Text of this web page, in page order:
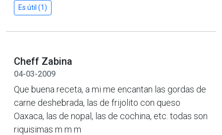
Es útil (1)
Cheff Zabina
04-03-2009
Que buena receta, a mi me encantan las gordas de
carne deshebrada, las de frijolito con queso
Oaxaca, las de nopal, las de cochina, etc. todas son
riquisimas m m m